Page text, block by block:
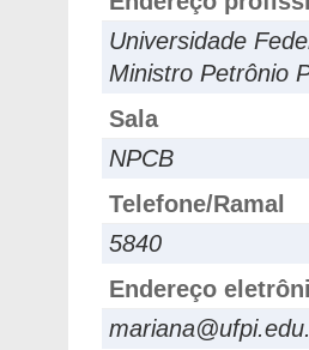
Universidade
Ministro Petrônio
Sala
NPCB
Telefone/Ramal
5840
Endereço